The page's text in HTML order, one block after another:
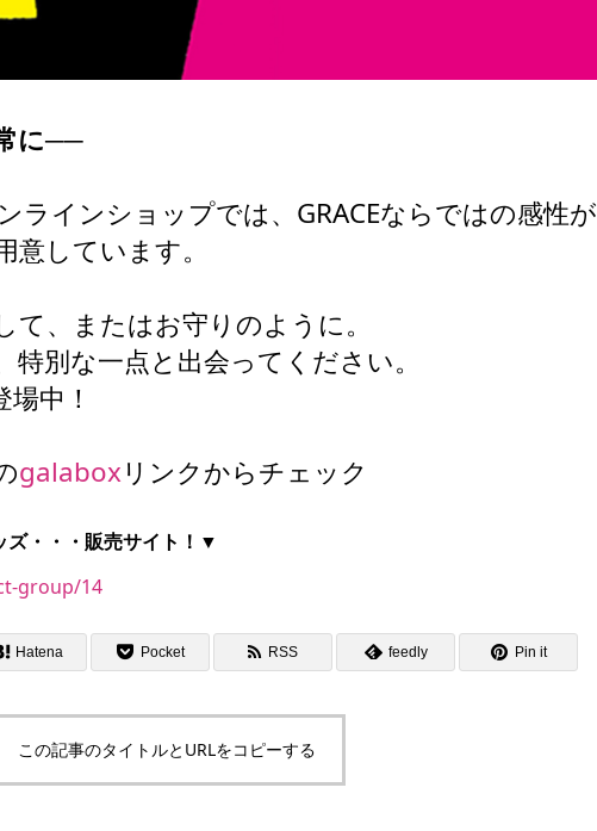
に──
ラインショップでは、GRACEならではの感性が
しています。
、またはお守りのように。
別な一点と出会ってください。
中！
galaboxリンクからチェック
・・・販売サイト！▼
group/14
Hatena Pocket RSS feedly Pin it
この記事のタイトルとURLをコピーする